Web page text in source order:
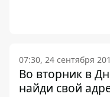
07:30, 24 сентября
Во вторник в
найди свой